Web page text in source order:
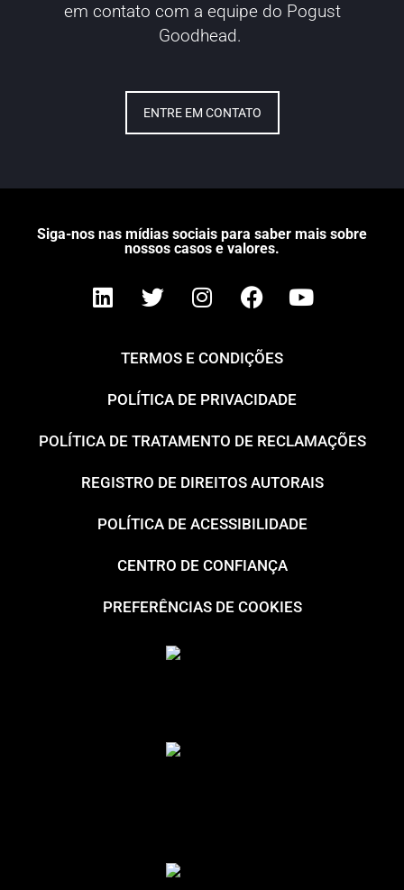
em contato com a equipe do Pogust
Goodhead.
ENTRE EM CONTATO
Siga-nos nas mídias sociais para saber mais sobre
nossos casos e valores.
TERMOS E CONDIÇÕES
POLÍTICA DE PRIVACIDADE
POLÍTICA DE TRATAMENTO DE RECLAMAÇÕES
REGISTRO DE DIREITOS AUTORAIS
POLÍTICA DE ACESSIBILIDADE
CENTRO DE CONFIANÇA
PREFERÊNCIAS DE COOKIES